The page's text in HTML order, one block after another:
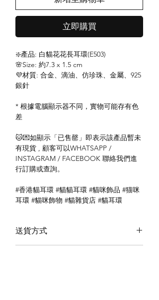
立即購買
❇️產品: 白貓花花長耳環(E503)
🌸Size: 約7.3 x 1.5 cm
💜材質: 合金、滴油、仿珍珠、金屬、925
銀針
* 根據電腦顯示器不同，實物可能存有色
差
🐱💌如顯示「已售罄」即表示該產品暫未
有現貨 , 顧客可以WHATSAPP /
INSTAGRAM / FACEBOOK 聯絡我們進
行訂購或查詢。
#香港貓耳環 #貓貓耳環 #貓咪飾品 #猫咪
耳環 #貓咪飾物 #貓雜貨店 #貓耳環
送貨方式